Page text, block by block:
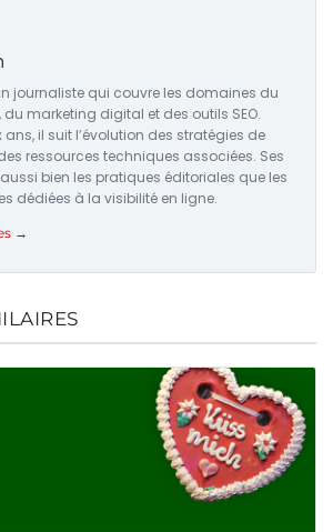
journaliste qui couvre les domaines du
marketing digital et des outils SEO.
ans, il suit l’évolution des stratégies de
ressources techniques associées. Ses
bien les pratiques éditoriales que les
dédiées à la visibilité en ligne.
→